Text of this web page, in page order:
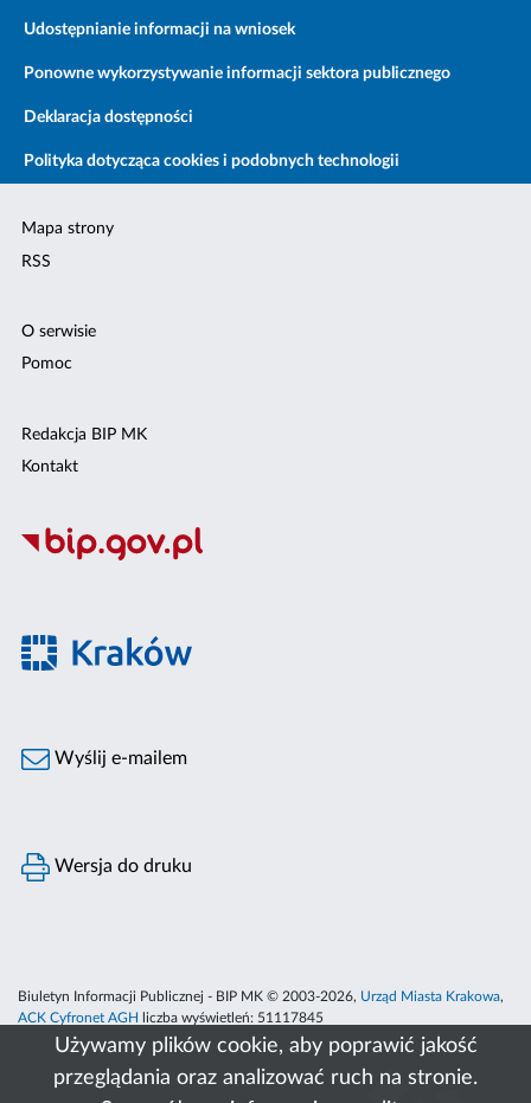
Używamy plików cookie, aby poprawić jakość
przeglądania oraz analizować ruch na stronie.
Udostępnianie informacji na wniosek
Ponowne wykorzystywanie informacji sektora publicznego
Deklaracja dostępności
Polityka dotycząca cookies i podobnych technologii
Mapa strony
RSS
O serwisie
Pomoc
Redakcja BIP MK
Kontakt
Wyślij e-mailem
Wersja do druku
Biuletyn Informacji Publicznej - BIP MK © 2003-2026, Urząd Miasta Krakowa,
ACK Cyfronet AGH
liczba wyświetleń: 51117845